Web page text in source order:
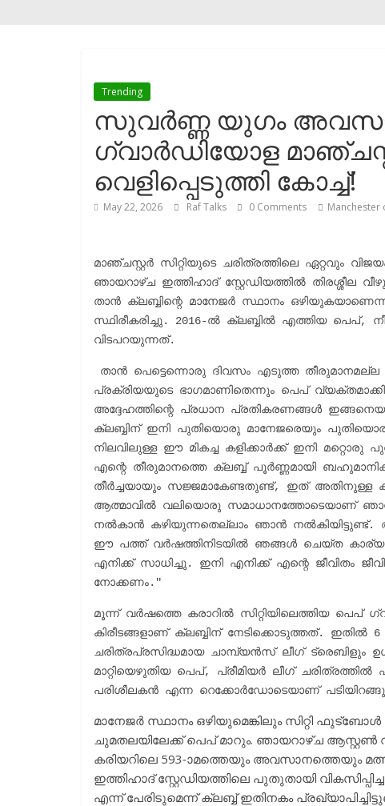
Trending
സുവർണ്ണ യുഗം
ഗ്വാർഡിയോള
വെളിപ്പെടുത്തി കോച്ച്!
May 22, 2026 Raf Talks 0 Comments Manchester
മാഞ്ചസ്റ്റർ സിറ്റിയുടെ ചരിത്രത്തിലെ ഏറ്റവും
ഞായറാഴ്ച ഇത്തിഹാദ് സ്റ്റേഡിയത്തിൽ തിരശ്ശീല വീഴുന്നത്. ആസ്റ്റൺ
താൻ ക്ലബ്ബിന്റെ മാനേജർ സ്ഥാനം
സ്ഥിരീകരിച്ചു. 2016-ൽ ക്ലബ്ബിൽ എത്തിയ പെപ്,
വിടപറയുന്നത്.
​താൻ പെട്ടെന്നൊരു ദിവസം എടുത്ത തീരുമാനമല്ല
പ്രക്രിയയുടെ ഭാഗമാണിതെന്നും പെപ്
അദ്ദേഹത്തിന്റെ പ്രധാന പ്രതികരണങ്ങൾ
ക്ലബ്ബിന് ഇനി പുതിയൊരു മാനേജരെയും
നിലവിലുള്ള ഈ മികച്ച കളിക്കാർക്ക് ഇനി മറ്റൊരു
എന്റെ തീരുമാനത്തെ ക്ലബ്ബ് പൂർണ്ണമായി
തീർച്ചയായും സജ്ജമാകേണ്ടതുണ്ട്, ഇത് അതിനുള്ള
ആത്മാവിൽ വലിയൊരു സമാധാനത്തോടെയാണ് ഞാൻ
നൽകാൻ കഴിയുന്നതെല്ലാം ഞാൻ നൽകിയിട്ടുണ്ട്.
ഈ പത്ത് വർഷത്തിനിടയിൽ ഞങ്ങൾ ചെയ്ത
എനിക്ക് സാധിച്ചു. ഇനി എനിക്ക് എന്റെ ജീവിതം
നോക്കണം."
​മൂന്ന് വർഷത്തെ കരാറിൽ സിറ്റിയിലെത്തിയ പെപ്
കിരീടങ്ങളാണ് ക്ലബ്ബിന് നേടിക്കൊടുത്തത്. ഇതിൽ 6
ചരിത്രപ്രസിദ്ധമായ ചാമ്പ്യൻസ് ലീഗ് ട്രെബിളും
മാറ്റിയെഴുതിയ പെപ്, പ്രീമിയർ ലീഗ്
പരിശീലകൻ എന്ന റെക്കോർഡോടെയാണ്
​മാനേജർ സ്ഥാനം ഒഴിയുമെങ്കിലും സിറ്റി
ചുമതലയിലേക്ക് പെപ് മാറും. ഞായറാഴ്ച ആസ്റ്റൺ
കരിയറിലെ 593-ാമത്തെയും അവസാനത്തെയും
ഇത്തിഹാദ് സ്റ്റേഡിയത്തിലെ പുതുതായി
എന്ന് പേരിടുമെന്ന് ക്ലബ്ബ് ഇതിനകം